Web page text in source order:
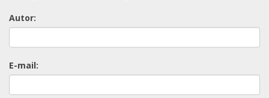
Autor:
E-mail: